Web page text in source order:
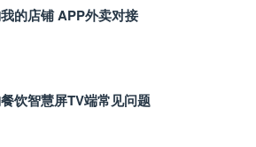
的店铺 APP外卖对接
饮智慧屏TV端常见问题